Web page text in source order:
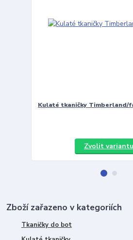
Kulaté tkaničky Timberland/
Zvolit variantu
Zboží zařazeno v kategoriích
Tkaničky do bot